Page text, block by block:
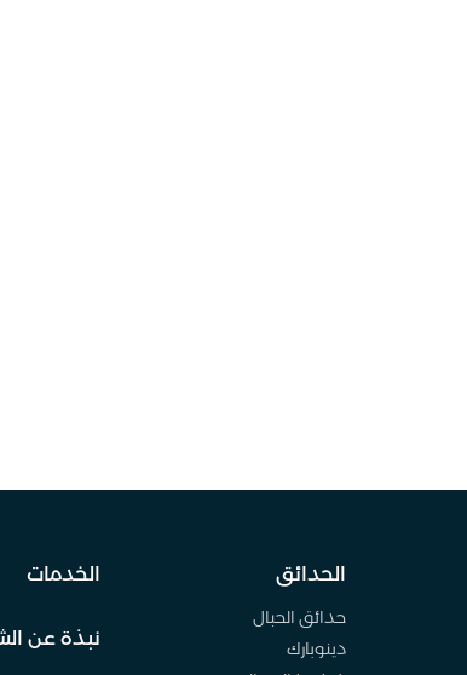
الحدائق
حدائق الحبال
دينوبارك
الخدمات
نبذة عن